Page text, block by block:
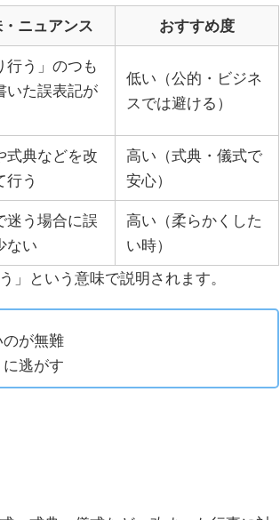
ニュアンス おすすめ度
行う」のつも
いた誤表記が
低い（公的・ビジネ
スでは避ける）
式典などを改
行う
高い（式典・儀式で
安心）
迷う場合に誤
ない
高い（柔らかくした
い時）
」という意味で説明されます。
のが無難
逃がす